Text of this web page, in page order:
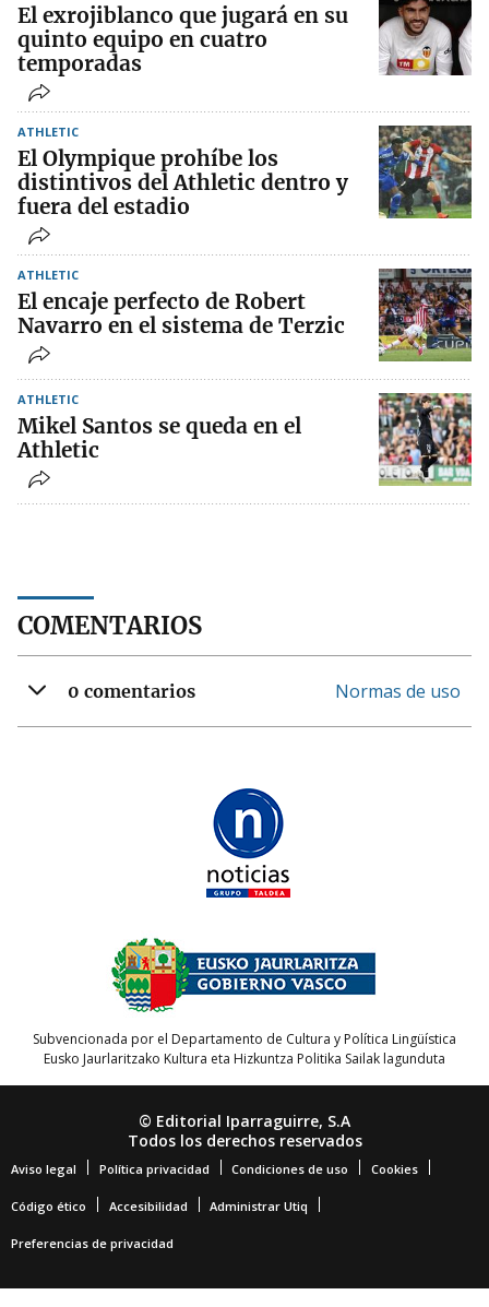
El exrojiblanco que jugará en su
quinto equipo en cuatro
temporadas
ATHLETIC
El Olympique prohíbe los
distintivos del Athletic dentro y
fuera del estadio
ATHLETIC
El encaje perfecto de Robert
Navarro en el sistema de Terzic
ATHLETIC
Mikel Santos se queda en el
Athletic
COMENTARIOS
0 comentarios Normas de uso
Subvencionada por el Departamento de Cultura y Política Lingüística
Eusko Jaurlaritzako Kultura eta Hizkuntza Politika Sailak lagunduta
© Editorial Iparraguirre, S.A
Todos los derechos reservados
Aviso legal Política privacidad Condiciones de uso Cookies
Código ético Accesibilidad Administrar Utiq
Preferencias de privacidad